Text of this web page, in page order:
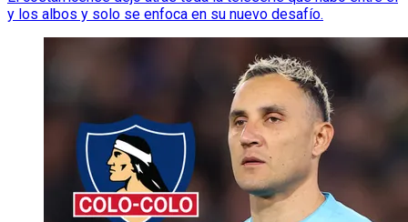
y los albos y solo se enfoca en su nuevo desafío.